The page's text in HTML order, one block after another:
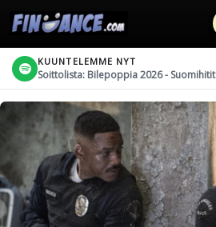
KUUNTELEMME NYT
Soittolista: Bilepoppia 2026 - Suomihitit